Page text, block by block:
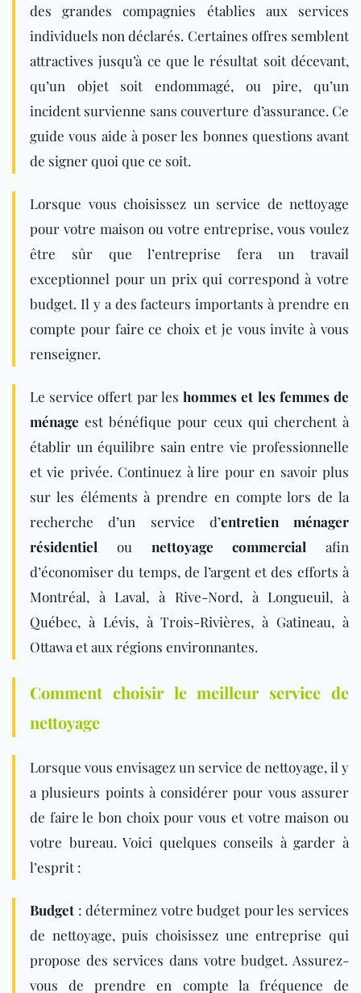
des grandes compagnies établies aux services
individuels non déclarés. Certaines offres semblent
attractives jusqu’à ce que le résultat soit décevant,
qu’un objet soit endommagé, ou pire, qu’un
incident survienne sans couverture d’assurance. Ce
guide vous aide à poser les bonnes questions avant
de signer quoi que ce soit.
Lorsque vous choisissez un service de nettoyage
pour votre maison ou votre entreprise, vous voulez
être sûr que l’entreprise fera un travail
exceptionnel pour un prix qui correspond à votre
budget. Il y a des facteurs importants à prendre en
compte pour faire ce choix et je vous invite à vous
renseigner.
Le service offert par leshommes et les femmes de
ménage est bénéfique pour ceux qui cherchent à
établir un équilibre sain entre vie professionnelle
et vie privée. Continuez à lire pour en savoir plus
sur les éléments à prendre en compte lors de la
recherche d’un service d’entretien ménager
résidentiel ou nettoyage commercial afin
d’économiser du temps, de l’argent et des efforts à
Montréal, à Laval, à Rive-Nord, à Longueuil, à
Québec, à Lévis, à Trois-Rivières, à Gatineau, à
Ottawa et aux régions environnantes.
Comment choisir le meilleur service de
nettoyage
Lorsque vous envisagez un service de nettoyage, il y
a plusieurs points à considérer pour vous assurer
de faire le bon choix pour vous et votre maison ou
votre bureau. Voici quelques conseils à garder à
l’esprit :
Budget : déterminez votre budget pour les services
de nettoyage, puis choisissez une entreprise qui
propose des services dans votre budget. Assurez-
vous de prendre en compte la fréquence de